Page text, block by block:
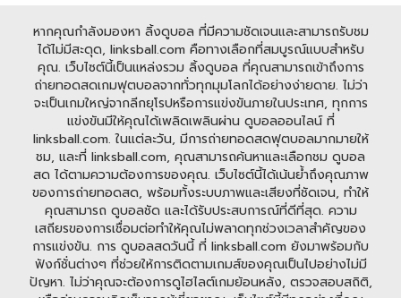
หากคุณกำลังมองหา ลิ้งดูบอล ที่มีความชัดเจนและสามารถรับชม
ได้ไม่มีสะดุด, linksball.com คือทางเลือกที่สมบูรณ์แบบสำหรับ
คุณ. เว็บไซต์นี้เป็นแหล่งรวม ลิ้งดูบอล ที่คุณสามารถเข้าถึงการ
ถ่ายทอดสดเกมฟุตบอลจากทั่วทุกมุมโลกได้อย่างง่ายดาย. ไม่ว่า
จะเป็นเกมใหญ่จากลีกยุโรปหรือการแข่งขันภายในประเทศ, ทุกการ
แข่งขันมีให้คุณได้เพลิดเพลินผ่าน ดูบอลออนไลน์ ที่
linksball.com. ในแต่ละวัน, มีการถ่ายทอดสดฟุตบอลมากมายให้
ชม, และที่ linksball.com, คุณสามารถค้นหาและเลือกชม ดูบอล
สด ได้ตามความต้องการของคุณ. เว็บไซต์นี้ได้เน้นย้ำถึงคุณภาพ
ของการถ่ายทอดสด, พร้อมทั้งระบบภาพและเสียงที่ชัดเจน, ทำให้
คุณสามารถ ดูบอลชัด และได้รับประสบการณ์ที่ดีที่สุด. ความ
เสถียรของการเชื่อมต่อทำให้คุณไม่พลาดทุกช่วงเวลาสำคัญของ
การแข่งขัน. การ ดูบอลสดวันนี้ ที่ linksball.com ยังมาพร้อมกับ
ฟังก์ชั่นต่างๆ ที่ช่วยให้การติดตามเกมส์ของคุณเป็นไปอย่างไม่มี
ปัญหา. ไม่ว่าคุณจะต้องการดูไฮไลต์เกมย้อนหลัง, ตรวจสอบสถิติ,